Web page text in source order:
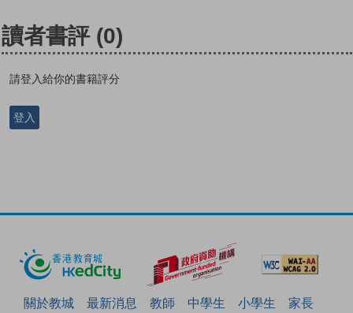
讀者書評 (0)
請登入給你的書籍評分
登入
關於教城 最新消息 教師 中學生 小學生
家長